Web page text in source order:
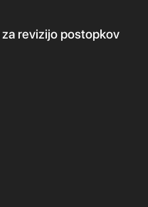
za revizijo postopkov